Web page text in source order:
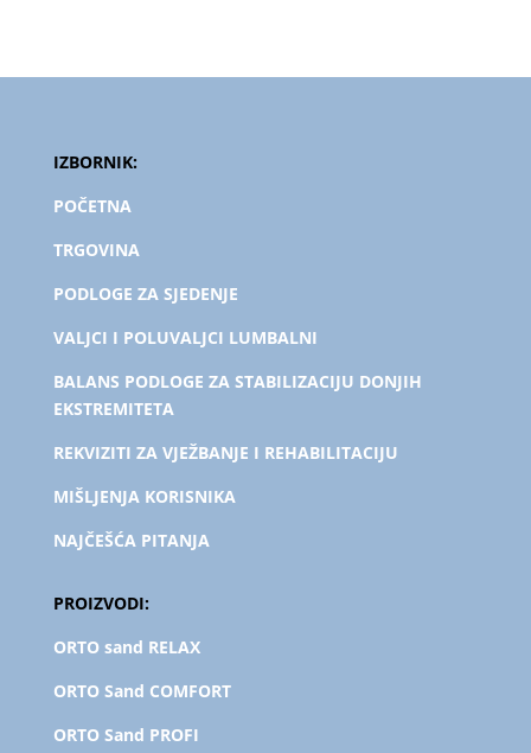
IZBORNIK:
POČETNA
TRGOVINA
PODLOGE ZA SJEDENJE
VALJCI I POLUVALJCI LUMBALNI
BALANS PODLOGE ZA STABILIZACIJU DONJIH
EKSTREMITETA
REKVIZITI ZA VJEŽBANJE I REHABILITACIJU
MIŠLJENJA KORISNIKA
NAJČEŠĆA PITANJA
PROIZVODI:
ORTO sand RELAX
ORTO Sand COMFORT
ORTO Sand PROFI